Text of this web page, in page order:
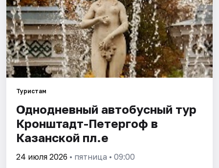
Рейтинги
Туристам
Однодневный автобусный тур
Кронштадт-Петергоф в
Казанской пл.е
24 июля 2026 • пятница • 09:00